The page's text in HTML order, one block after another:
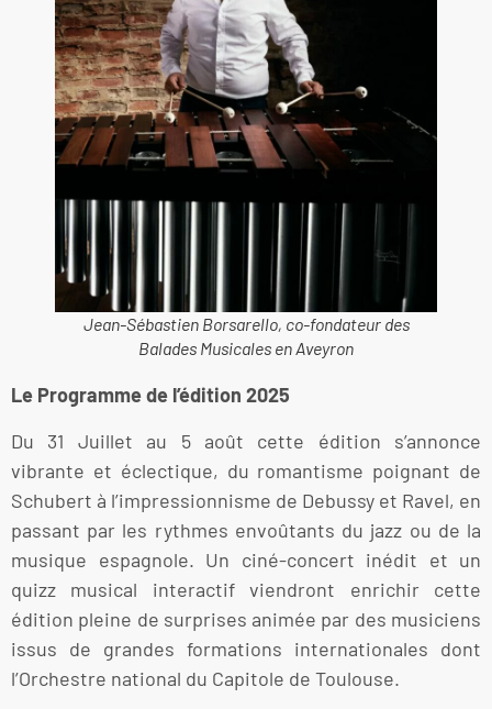
Jean-Sébastien Borsarello, co-fondateur des
Balades Musicales en Aveyron
Le Programme de l’édition 2025
Du 31 Juillet au 5 août cette édition s’annonce
vibrante et éclectique, du romantisme poignant de
Schubert à l’impressionnisme de Debussy et Ravel, en
passant par les rythmes envoûtants du jazz ou de la
musique espagnole. Un ciné-concert inédit et un
quizz musical interactif viendront enrichir cette
édition pleine de surprises animée par des musiciens
issus de grandes formations internationales dont
l’Orchestre national du Capitole de Toulouse.